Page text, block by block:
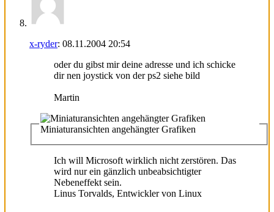
x-ryder: 08.11.2004 20:54
oder du gibst mir deine adresse und ich schicke
dir nen joystick von der ps2 siehe bild
Martin
Miniaturansichten angehängter Grafiken
Ich will Microsoft wirklich nicht zerstören. Das
wird nur ein gänzlich unbeabsichtigter
Nebeneffekt sein.
Linus Torvalds, Entwickler von Linux